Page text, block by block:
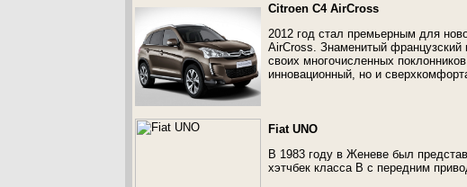
Citroen C4 AirCross
2012 год стал премьерным для
AirCross. Знаменитый французский
своих многочисленных
инновационный, но и
Fiat UNO
В 1983 году в Женеве был
хэтчбек класса В с передним